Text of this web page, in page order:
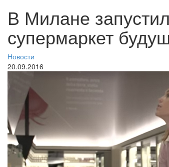
В Милане
супермаркет
Новости
20.09.2016